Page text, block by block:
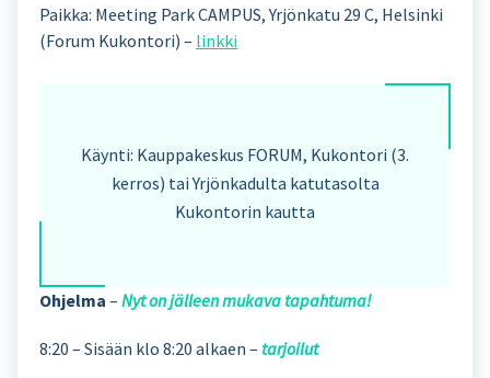
Paikka: Meeting Park CAMPUS, Yrjönkatu 29 C, Helsinki
(Forum Kukontori) – linkki
Käynti: Kauppakeskus FORUM, Kukontori (3.
kerros) tai Yrjönkadulta katutasolta
Kukontorin kautta
Ohjelma – Nyt on jälleen mukava tapahtuma!
8:20 – Sisään klo 8:20 alkaen – tarjoilut